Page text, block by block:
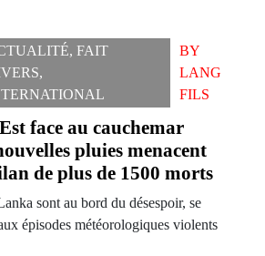
, FAIT
,
BY
LANG
FILS
face au cauchemar
pluies menacent
de plus de 1500 morts
sont au bord du désespoir, se
épisodes météorologiques violents